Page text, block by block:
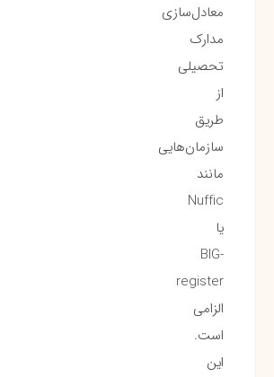
معادل‌سازی
مدارک
تحصیلی
از
طریق
سازمان‌هایی
مانند
Nuffic
یا
BIG-
register
الزامی
است.
این